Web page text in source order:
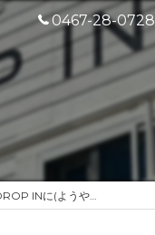
0467-28-0728
INに(ようやく)看板がつきました！笑